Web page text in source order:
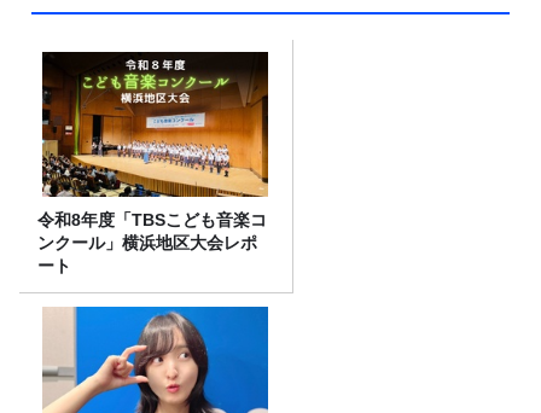
令和8年度「TBSこども音楽コ
ンクール」横浜地区大会レポ
ート